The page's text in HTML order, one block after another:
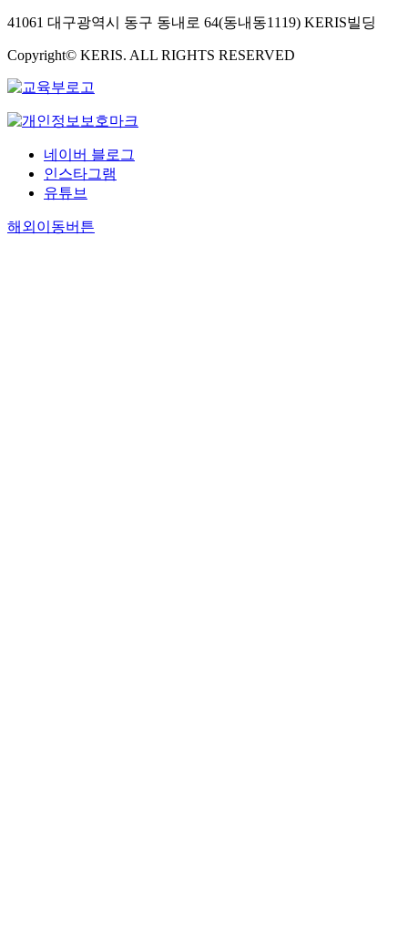
41061 대구광역시 동구 동내로 64(동내동1119) KERIS빌딩
Copyright© KERIS. ALL RIGHTS RESERVED
네이버 블로그
인스타그램
유튜브
해외이동버튼